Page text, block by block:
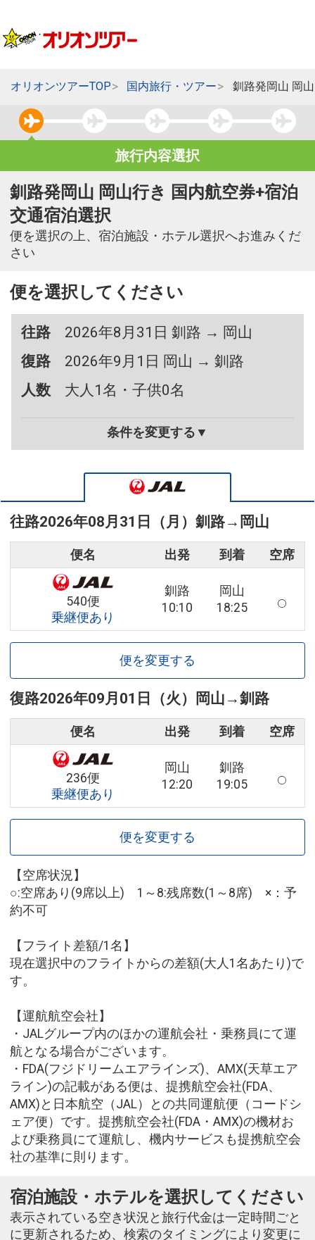
オリオンツアーTOP 国内旅行・ツアー 釧路発岡山 岡
旅行内容選択
釧路発岡山 岡山行き 国内航空券+宿泊
交通宿泊選択
便を選択の上、宿泊施設・ホテル選択へお進みくだ
さい
便を選択してください
往路
2026年8月31日 釧路 → 岡山
復路
2026年9月1日 岡山 → 釧路
人数
大人1名・子供0名
条件を変更する▼
往路2026年08月31日（月） 釧路→ 岡山
便名 出発 到着 空席
540便
乗継便あり
釧路
10:10
岡山
18:25
便を変更する
復路2026年09月01日（火） 岡山 →釧路
便名 出発 到着 空席
236便
乗継便あり
岡山
12:20
釧路
19:05
便を変更する
【空席状況】
○:空席あり(9席以上) 1～8:残席数(1～8席) ×：予
約不可
【フライト差額/1名】
現在選択中のフライトからの差額(大人1名あたり)で
す。
【運航航空会社】
・JALグループ内のほかの運航会社・乗務員にて運
航となる場合がございます。
・FDA(フジドリームエアラインズ)、AMX(天草エア
ライン)の記載がある便は、提携航空会社(FDA、
AMX)と日本航空（JAL）との共同運航便（コードシ
ェア便）です。提携航空会社(FDA・AMX)の機材お
よび乗務員にて運航し、機内サービスも提携航空会
社の基準に則ります。
宿泊施設・ホテルを選択してください
表示されている空き状況と旅行代金は一定時間ごと
に更新されるため、検索のタイミングにより変更に